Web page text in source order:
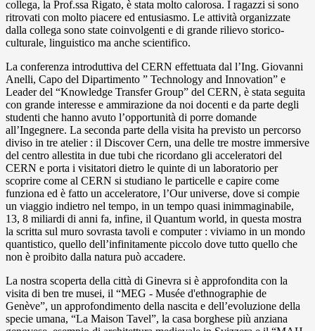
collega, la Prof.ssa Rigato, è stata molto calorosa. I ragazzi si sono
ritrovati con molto piacere ed entusiasmo. Le attività organizzate
dalla collega sono state coinvolgenti e di grande rilievo storico-
culturale, linguistico ma anche scientifico.
La conferenza introduttiva del CERN effettuata dal l’Ing. Giovanni
Anelli, Capo del Dipartimento ” Technology and Innovation” e
Leader del “Knowledge Transfer Group” del CERN, è stata seguita
con grande interesse e ammirazione da noi docenti e da parte degli
studenti che hanno avuto l’opportunità di porre domande
all’Ingegnere. La seconda parte della visita ha previsto un percorso
diviso in tre atelier : il Discover Cern, una delle tre mostre immersive
del centro allestita in due tubi che ricordano gli acceleratori del
CERN e porta i visitatori dietro le quinte di un laboratorio per
scoprire come al CERN si studiano le particelle e capire come
funziona ed è fatto un acceleratore, l’Our universe, dove si compie
un viaggio indietro nel tempo, in un tempo quasi inimmaginabile,
13, 8 miliardi di anni fa, infine, il Quantum world, in questa mostra
la scritta sul muro sovrasta tavoli e computer : viviamo in un mondo
quantistico, quello dell’infinitamente piccolo dove tutto quello che
non è proibito dalla natura può accadere.
La nostra scoperta della città di Ginevra si è approfondita con la
visita di ben tre musei, il “MEG - Musée d'ethnographie de
Genève”, un approfondimento della nascita e dell’evoluzione della
specie umana, “La Maison Tavel”, la casa borghese più anziana